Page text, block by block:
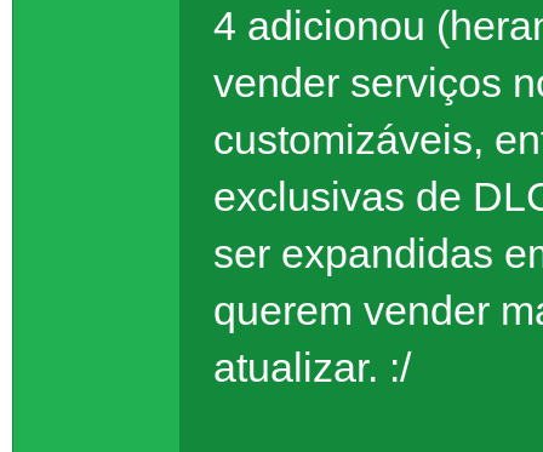
4 adicionou
vender serviços
customizáveis,
exclusivas de
ser expandidas
querem vender
atualizar. :/